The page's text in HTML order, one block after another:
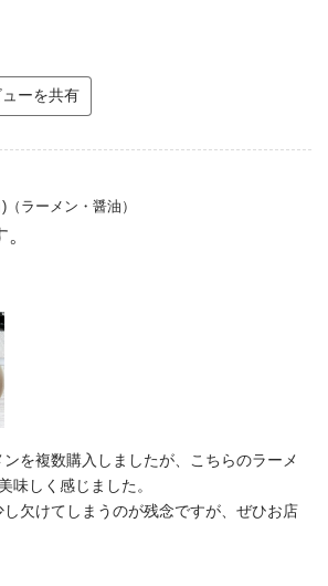
ューを共有
ラーメン・醤油）
を複数購入しましたが、こちらのラーメ
味しく感じました。
欠けてしまうのが残念ですが、ぜひお店